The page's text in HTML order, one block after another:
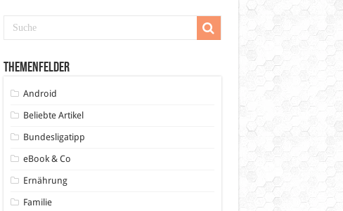
Themenfelder
Android
Beliebte Artikel
Bundesligatipp
eBook & Co
Ernährung
Familie